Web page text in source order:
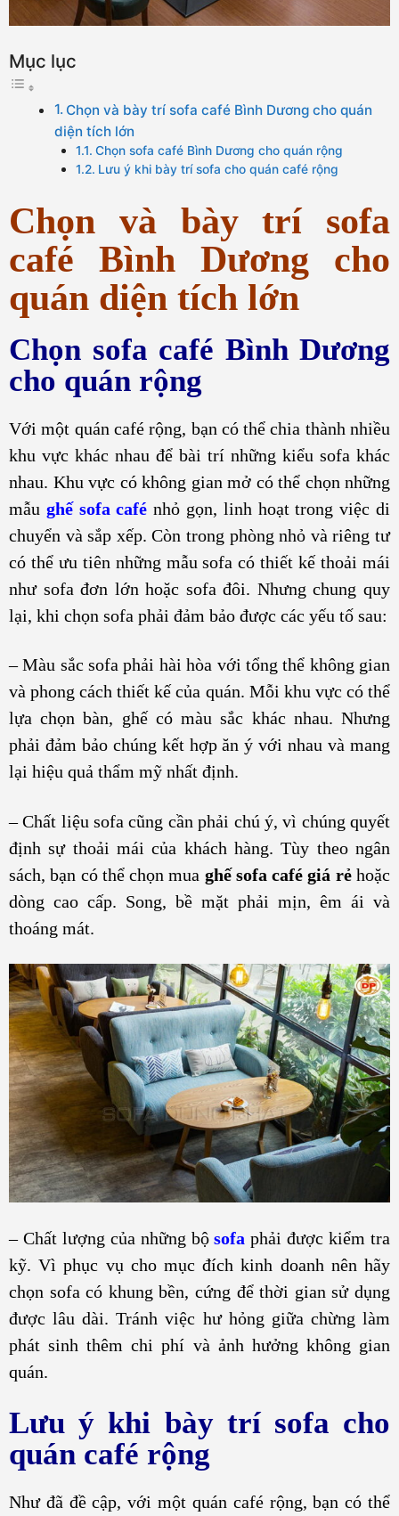
Mục lục
Chọn và bày trí sofa café Bình Dương cho quán
diện tích lớn
Chọn sofa café Bình Dương cho quán rộng
Lưu ý khi bày trí sofa cho quán café rộng
Chọn và bày trí sofa
café Bình Dương cho
quán diện tích lớn
Chọn sofa café Bình Dương
cho quán rộng
Với một quán café rộng, bạn có thể chia thành nhiều
khu vực khác nhau để bài trí những kiểu sofa khác
nhau. Khu vực có không gian mở có thể chọn những
mẫu ghế sofa café nhỏ gọn, linh hoạt trong việc di
chuyển và sắp xếp. Còn trong phòng nhỏ và riêng tư
có thể ưu tiên những mẫu sofa có thiết kế thoải mái
như sofa đơn lớn hoặc sofa đôi. Nhưng chung quy
lại, khi chọn sofa phải đảm bảo được các yếu tố sau:
– Màu sắc sofa phải hài hòa với tổng thể không gian
và phong cách thiết kế của quán. Mỗi khu vực có thể
lựa chọn bàn, ghế có màu sắc khác nhau. Nhưng
phải đảm bảo chúng kết hợp ăn ý với nhau và mang
lại hiệu quả thẩm mỹ nhất định.
– Chất liệu sofa cũng cần phải chú ý, vì chúng quyết
định sự thoải mái của khách hàng. Tùy theo ngân
sách, bạn có thể chọn mua ghế sofa café giá rẻhoặc
dòng cao cấp. Song, bề mặt phải mịn, êm ái và
thoáng mát.
– Chất lượng của những bộsofa phải được kiểm tra
kỹ. Vì phục vụ cho mục đích kinh doanh nên hãy
chọn sofa có khung bền, cứng để thời gian sử dụng
được lâu dài. Tránh việc hư hỏng giữa chừng làm
phát sinh thêm chi phí và ảnh hưởng không gian
quán.
Lưu ý khi bày trí sofa cho
quán café rộng
Như đã đề cập, với một quán café rộng, bạn có thể